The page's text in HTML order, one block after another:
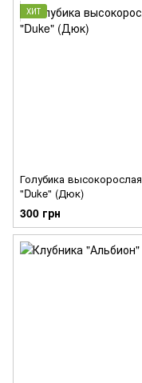
ХИТ
Голубика высокорослая
"Duke" (Дюк)
300 грн